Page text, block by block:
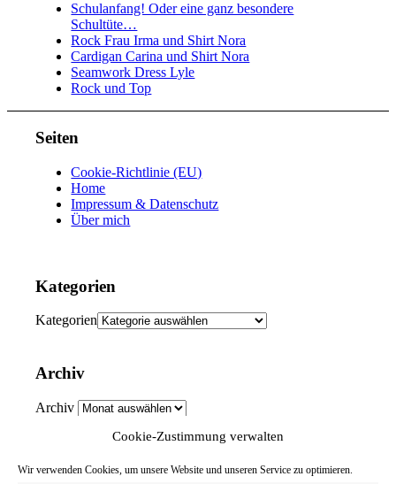
Cookie-Zustimmung verwalten
Wir verwenden Cookies, um unsere Website und unseren Service zu optimieren.
Schulanfang! Oder eine ganz besondere
Schultüte…
Rock Frau Irma und Shirt Nora
Cardigan Carina und Shirt Nora
Seamwork Dress Lyle
Rock und Top
Seiten
Cookie-Richtlinie (EU)
Home
Impressum & Datenschutz
Über mich
Kategorien
Kategorien
Archiv
Archiv